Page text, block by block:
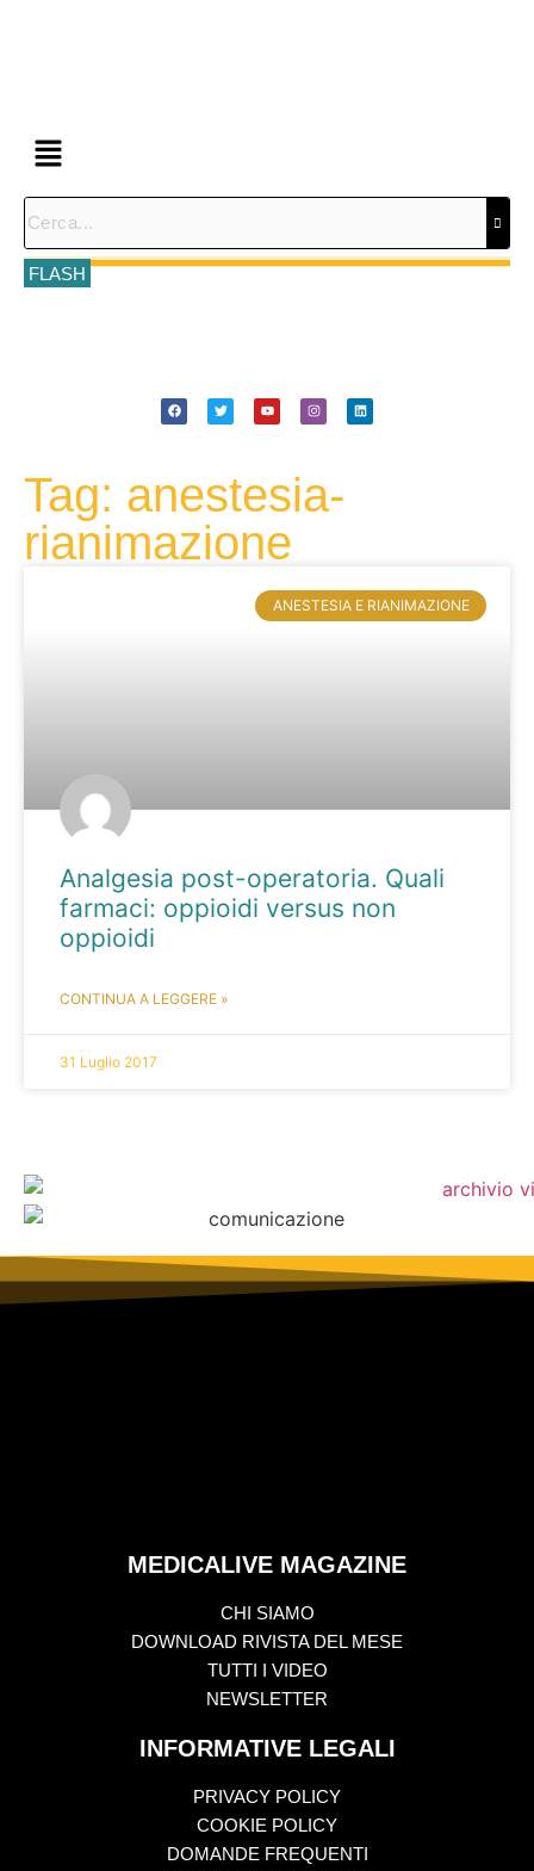
FLASH
Tag: anestesia-
rianimazione
ANESTESIA E RIANIMAZIONE
Analgesia post-operatoria. Quali
farmaci: oppioidi versus non
oppioidi
CONTINUA A LEGGERE »
31 Luglio 2017
MEDICALIVE MAGAZINE
CHI SIAMO
DOWNLOAD RIVISTA DEL MESE
TUTTI I VIDEO
NEWSLETTER
INFORMATIVE LEGALI
PRIVACY POLICY
COOKIE POLICY
DOMANDE FREQUENTI